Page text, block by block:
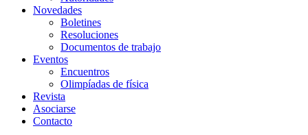
Novedades
Boletines
Resoluciones
Documentos de trabajo
Eventos
Encuentros
Olimpíadas de física
Revista
Asociarse
Contacto